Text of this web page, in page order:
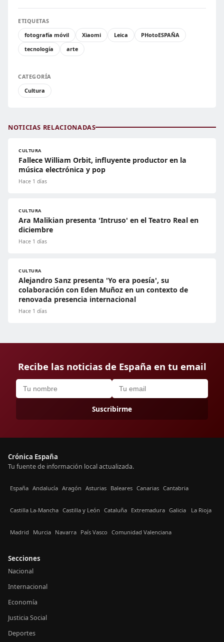
ETIQUETAS
fotografía móvil
Xiaomi Leica
PHotoESPAÑA
tecnología
arte
CATEGORÍA
Cultura
NOTICIAS RELACIONADAS
CULTURA
Fallece William Orbit, influyente productor en la
música electrónica y pop
Hace 1 días
CULTURA
Ara Malikian presenta 'Intruso' en el Teatro Real en
diciembre
Hace 1 días
CULTURA
Alejandro Sanz presenta 'Yo era poesía', su
colaboración con Eden Muñoz en un contexto de
renovada presencia internacional
Hace 1 días
Recibe las noticias de España en tu email
Suscribirme
Crónica España
Tu fuente de información local actualizada.
España Andalucía Aragón Asturias Baleares Canarias Cantabria
Castilla La-Mancha Castilla y León Cataluña Extremadura Galicia La Rioja
Madrid Murcia Navarra País Vasco Comunidad Valenciana
Secciones
Nacional
Internacional
Economía
Justicia Social
Deportes